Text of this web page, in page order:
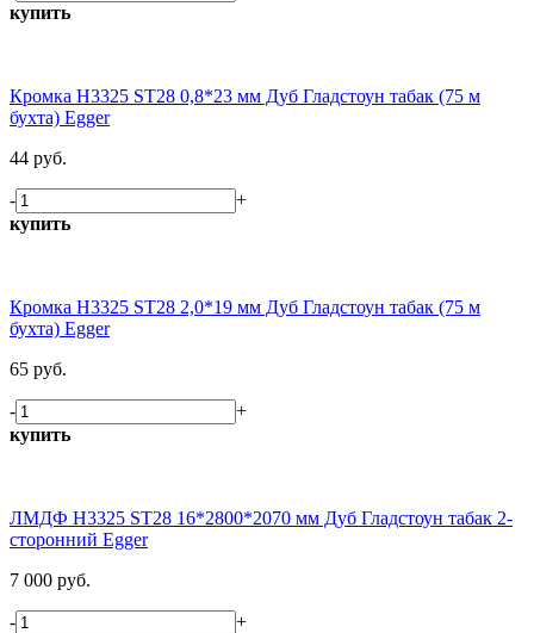
купить
Кромка H3325 ST28 0,8*23 мм Дуб Гладстоун табак (75 м
бухта) Egger
44 руб.
-
+
купить
Кромка H3325 ST28 2,0*19 мм Дуб Гладстоун табак (75 м
бухта) Egger
65 руб.
-
+
купить
ЛМДФ H3325 ST28 16*2800*2070 мм Дуб Гладстоун табак 2-
сторонний Egger
7 000 руб.
-
+